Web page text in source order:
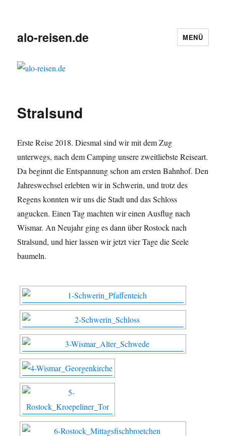
alo-reisen.de MENÜ
Stralsund
Erste Reise 2018. Diesmal sind wir mit dem Zug
unterwegs, nach dem Camping unsere zweitliebste Reiseart.
Da beginnt die Entspannung schon am ersten Bahnhof. Den
Jahreswechsel erlebten wir in Schwerin, und trotz des
Regens konnten wir uns die Stadt und das Schloss
angucken. Einen Tag machten wir einen Ausflug nach
Wismar. An Neujahr ging es dann über Rostock nach
Stralsund, und hier lassen wir jetzt vier Tage die Seele
baumeln.